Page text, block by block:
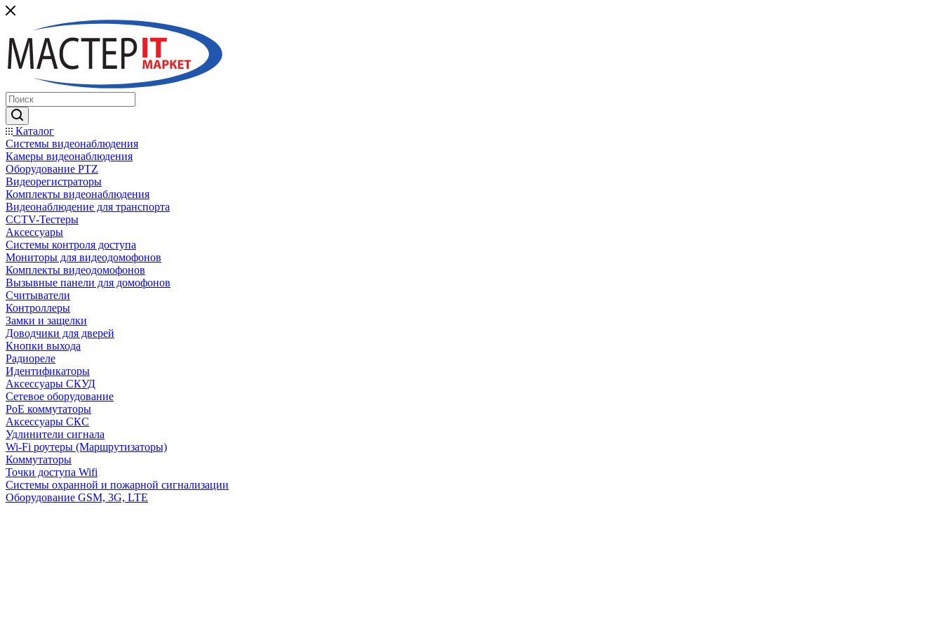
Каталог
Системы видеонаблюдения
Камеры видеонаблюдения
Оборудование PTZ
Видеорегистраторы
Комплекты видеонаблюдения
Видеонаблюдение для транспорта
CCTV-Тестеры
Аксессуары
Системы контроля доступа
Мониторы для видеодомофонов
Комплекты видеодомофонов
Вызывные панели для домофонов
Считыватели
Контроллеры
Замки и защелки
Доводчики для дверей
Кнопки выхода
Радиореле
Идентификаторы
Аксессуары СКУД
Сетевое оборудование
PoE коммутаторы
Аксессуары СКС
Удлинители сигнала
Wi-Fi роутеры (Маршрутизаторы)
Коммутаторы
Точки доступа Wifi
Системы охранной и пожарной сигнализации
Оборудование GSM, 3G, LTE